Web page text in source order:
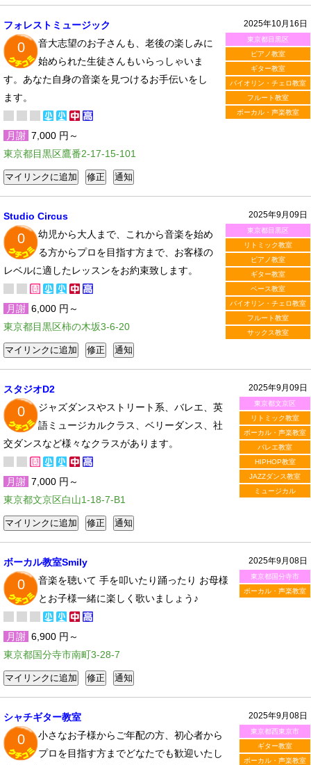
2025年10月16日
東京都目黒区
ピアノ教室
ギター教室
バイオリン・チェロ教室
フルート教室
ボーカル・声楽教室
フォレストミュージック
0
音大志望のお子さんも、老後の楽しみに
始められた生徒さんもいらっしゃいま
す。あなた自身の音楽を見つけるお手伝いをし
ます。
月謝 7,000 円～
東京都目黒区鷹番2-17-15-101
2025年9月09日
東京都目黒区
リトミック教室
ピアノ教室
ギター教室
ベース教室
バイオリン・チェロ教室
フルート教室
サックス教室
Studio Circus
0
幼児から大人まで、これから音楽を始め
る方からプロを目指す方まで、お客様の
レベルに適したレッスンをお約束致します。
月謝 6,000 円～
東京都目黒区柿の木坂3-6-20
2025年9月09日
東京都文京区
リトミック教室
ボーカル・声楽教室
バレエ教室
HIPHOP教室
JAZZダンス教室
ミュージカル
スタジオD2
0
ジャズダンスやストリート系、バレエ、英
語ミュージカルクラス、ベリーダンス、社
交ダンスなど様々なクラスがあります。
月謝 7,000 円～
東京都文京区白山1-18-7-B1
2025年9月08日
東京都国分寺市
ボーカル・声楽教室
ボーカル教室Smily
0
音楽を聴いて 手を叩いたり踊ったり お母様
とお子様一緒に楽しく歌いましょう♪
月謝 6,900 円～
東京都国分寺市南町3-28-7
2025年9月08日
東京都西東京市
ギター教室
ボーカル・声楽教室
シャチギター教室
0
小さなお子様からご年配の方、初心者から
プロを目指す方までどなたでも歓迎いたし